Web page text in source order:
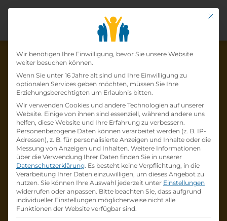
Die Lehrstelle wurde schon
besetzt!
Die LehrstelleLehrling im Einzelhandel (w /m
/d)beiLidl Österreich GmbHist schonbesetzt
Firmenprofil besuchen
Andere Lehrstelle suchen
Mit
Datenschutz-
Wir benötigen Ihre Einwilligung, bevor Sie unsere Website
weiter besuchen können.
Wenn Sie unter 16 Jahre alt sind und Ihre Einwilligung zu
optionalen Services geben möchten, müssen Sie Ihre
Erziehungsberechtigten um Erlaubnis bitten.
Wir verwenden Cookies und andere Technologien auf unserer
Website. Einige von ihnen sind essenziell, während andere uns
helfen, diese Website und Ihre Erfahrung zu verbessern.
Personenbezogene Daten können verarbeitet werden (z. B. IP-
Adressen), z. B. für personalisierte Anzeigen und Inhalte oder die
Messung von Anzeigen und Inhalten. Weitere Informationen
über die Verwendung Ihrer Daten finden Sie in unserer
Datenschutzerklärung. Es besteht keine Verpflichtung, in die
Verarbeitung Ihrer Daten einzuwilligen, um dieses Angebot zu
nutzen. Sie können Ihre Auswahl jederzeit unter Einstellungen
widerrufen oder anpassen. Bitte beachten Sie, dass aufgrund
individueller Einstellungen möglicherweise nicht alle
Funktionen der Website verfügbar sind.